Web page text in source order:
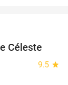
Céleste
9.5 star